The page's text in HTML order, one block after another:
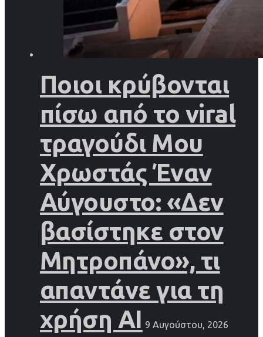
Ποιοι κρύβονται
πίσω από το viral
τραγούδι Μου
Χρωστάς Έναν
Αύγουστο: «Δεν
βασίστηκε στον
Μητροπάνο», τι
απαντάνε για τη
χρήση AI 9 Αυγούστου, 2026